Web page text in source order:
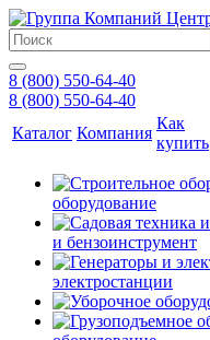
8 (800) 550-64-40
8 (800) 550-64-40
Каталог Компания
Как
купить
оборудование
и бензоинструмент
электростанции